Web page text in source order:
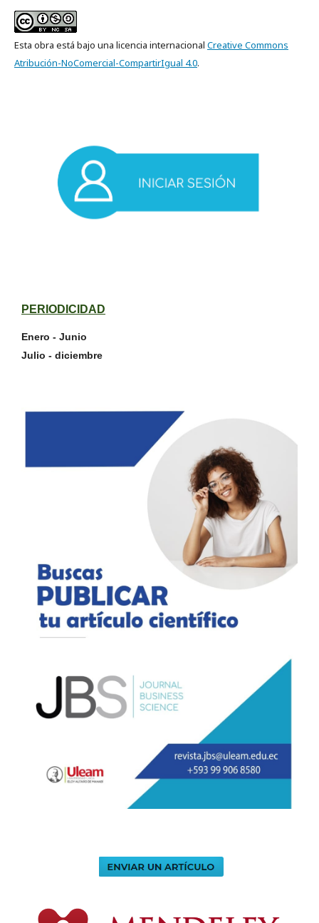
Esta obra está bajo una licencia internacional Creative Commons
Atribución-NoComercial-CompartirIgual 4.0.
PERIODICIDAD
Enero - Junio
Julio - diciembre